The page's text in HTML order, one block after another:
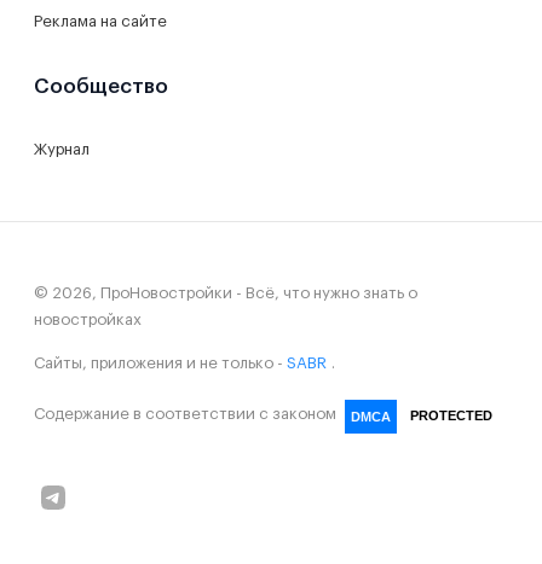
Реклама на сайте
Сообщество
Журнал
© 2026, ПроНовостройки - Всё, что нужно знать о
новостройках
Сайты, приложения и не только - SABR
Содержание в соответствии с законом DMCA PROTECTED